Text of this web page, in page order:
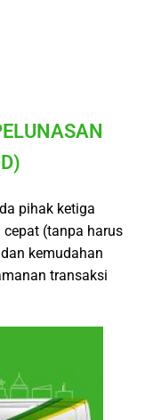
pihak ketiga
(tanpa harus
kemudahan
transaksi